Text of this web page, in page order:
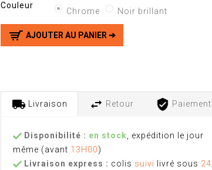
Couleur
Chrome Noir brillant
AJOUTER AU PANIER ➔
Livraison Retour Paiement
Disponibilité : en stock , expédition le jour
même (avant 13H00)
Livraison express : colis suivi livré sous